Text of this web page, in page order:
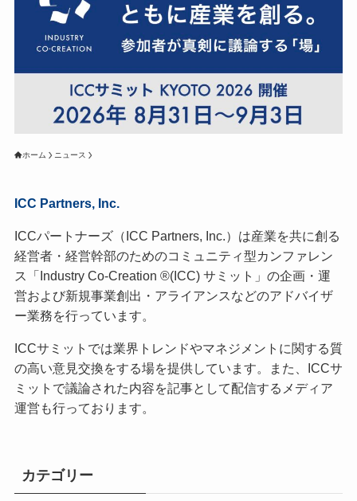
ホーム ニュース
ICC Partners, Inc.
ICCパートナーズ（ICC Partners, Inc.）は産業を共に創る
経営者・経営幹部のためのコミュニティ型カンファレン
ス「Industry Co-Creation ®(ICC) サミット」の企画・運
営および新規事業創出・アライアンスなどのアドバイザ
ー業務を行っています。
ICCサミットでは業界トレンドやマネジメントに関する質
の高い意見交換をする場を提供しています。また、ICCサ
ミットで議論された内容を記事として配信するメディア
運営も行っております。
カテゴリー